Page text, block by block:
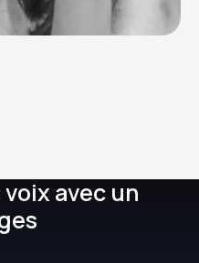
avec un